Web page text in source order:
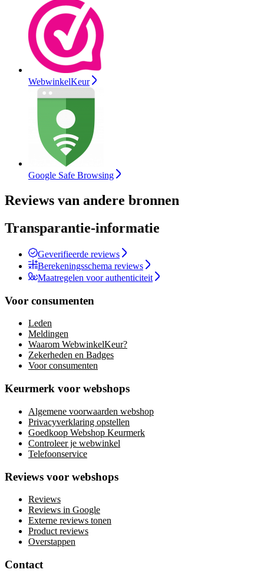
WebwinkelKeur
Google Safe Browsing
Reviews van andere bronnen
Transparantie-informatie
Geverifieerde reviews
Berekeningsschema reviews
Maatregelen voor authenticiteit
Voor consumenten
Leden
Meldingen
Waarom WebwinkelKeur?
Zekerheden en Badges
Voor consumenten
Keurmerk voor webshops
Algemene voorwaarden webshop
Privacyverklaring opstellen
Goedkoop Webshop Keurmerk
Controleer je webwinkel
Telefoonservice
Reviews voor webshops
Reviews
Reviews in Google
Externe reviews tonen
Product reviews
Overstappen
Contact